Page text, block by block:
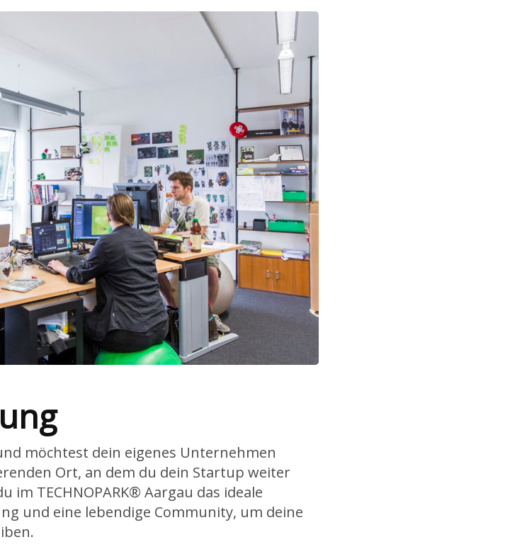
möchtest dein eigenes Unternehmen
Ort, an dem du dein Startup weiter
im TECHNOPARK® Aargau das ideale
und eine lebendige Community, um deine